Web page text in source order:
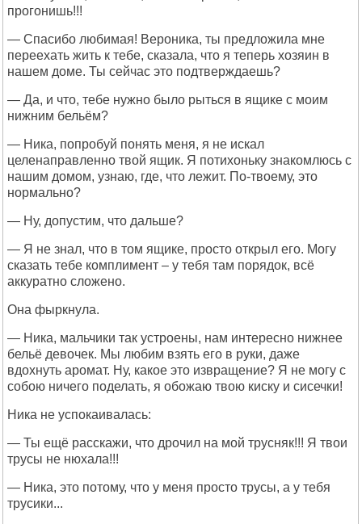
прогонишь!!!
— Спасибо любимая! Вероника, ты предложила мне
переехать жить к тебе, сказала, что я теперь хозяин в
нашем доме. Ты сейчас это подтверждаешь?
— Да, и что, тебе нужно было рыться в ящике с моим
нижним бельём?
— Ника, попробуй понять меня, я не искал
целенаправленно твой ящик. Я потихоньку знакомлюсь с
нашим домом, узнаю, где, что лежит. По-твоему, это
нормально?
— Ну, допустим, что дальше?
— Я не знал, что в том ящике, просто открыл его. Могу
сказать тебе комплимент – у тебя там порядок, всё
аккуратно сложено.
Она фыркнула.
— Ника, мальчики так устроены, нам интересно нижнее
бельё девочек. Мы любим взять его в руки, даже
вдохнуть аромат. Ну, какое это извращение? Я не могу с
собою ничего поделать, я обожаю твою киску и сисечки!
Ника не успокаивалась:
— Ты ещё расскажи, что дрочил на мой трусняк!!! Я твои
трусы не нюхала!!!
— Ника, это потому, что у меня просто трусы, а у тебя
трусики...